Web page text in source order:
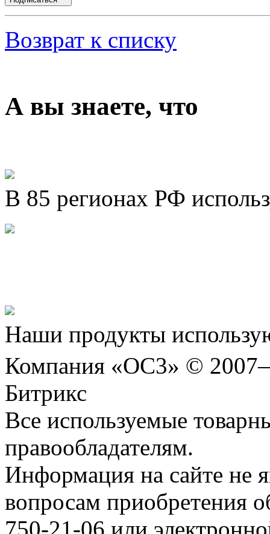
Возврат к списку
А вы знаете, что
В 85 регионах РФ
Наши продукты
Компания «ОС3» ©
Битрикс
Все используемые
правообладателям.
Информация на сайте не
вопросам приобретения
750-21-06 или